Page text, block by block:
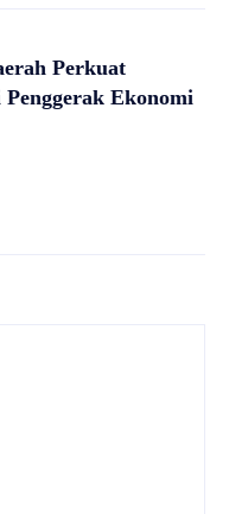
Perkuat
Ekonomi